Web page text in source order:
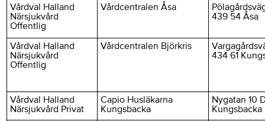
Vårdval Halland
Närsjukvård
Offentlig
Vårdcentralen Åsa
439 54 Åsa
Vårdval Halland
Närsjukvård
Offentlig
Vårdcentralen Björkris
434 61
Vårdval Halland
Närsjukvård Privat
Capio Husläkarna
Kungsbacka
Nygatan 10
Kungsbacka